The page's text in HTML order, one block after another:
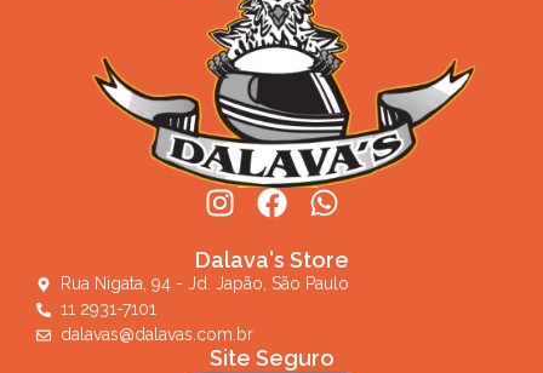
Dalava's Store
Rua Nigata, 94 - Jd. Japão, São Paulo
11 2931-7101
dalavas@dalavas.com.br
Site Seguro